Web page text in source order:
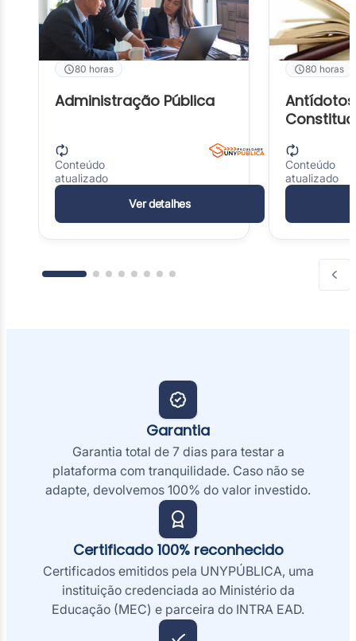
Administração Pública
Conteúdo
atualizado
Antídotos
Conteúdo
atualizado
80 horas
Administração Pública
Conteúdo
atualizado
Ver detalhes
80 horas
Antídotos
Conteúdo
atualizado
Garantia
Garantia total de 7 dias para testar a
plataforma com tranquilidade. Caso não se
adapte, devolvemos 100% do valor investido.
Certificado 100% reconhecido
Certificados emitidos pela UNYPÚBLICA, uma
instituição credenciada ao Ministério da
Educação (MEC) e parceira do INTRA EAD.